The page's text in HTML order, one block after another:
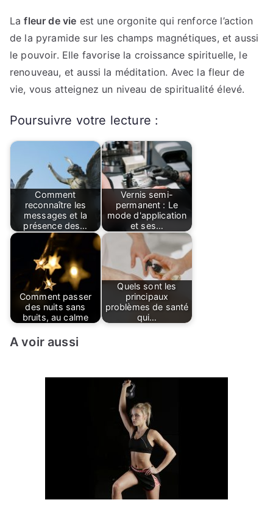
Lafleur de vie est une orgonite qui renforce l’action
de la pyramide sur les champs magnétiques, et aussi
le pouvoir. Elle favorise la croissance spirituelle, le
renouveau, et aussi la méditation. Avec la fleur de
vie, vous atteignez un niveau de spiritualité élevé.
Poursuivre votre lecture :
Comment
reconnaître les
messages et la
présence des…
Vernis semi-
permanent : Le
mode d'application
et ses…
Comment passer
des nuits sans
bruits, au calme
Quels sont les
principaux
problèmes de santé
qui…
A voir aussi